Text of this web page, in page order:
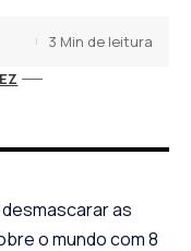
3 Min de leitura
desmascarar as
o mundo com 8